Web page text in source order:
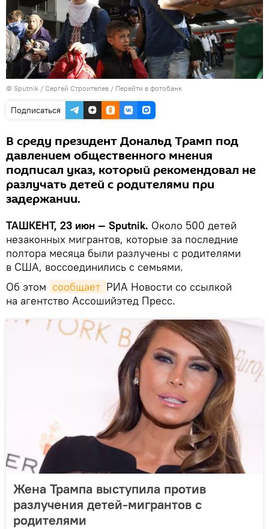
© Sputnik / Сергей Строителев / Перейти в фотобанк
Подписаться
В среду президент Дональд Трамп под
давлением общественного мнения
подписал указ, который рекомендовал не
разлучать детей с родителями при
задержании.
ТАШКЕНТ, 23 июн — Sputnik. Около 500 детей
незаконных мигрантов, которые за последние
полтора месяца были разлучены с родителями
в США, воссоединились с семьями.
Об этом сообщает РИА Новости со ссылкой
на агентство Ассошийэтед Пресс.
Жена Трампа выступила против
разлучения детей-мигрантов с
родителями